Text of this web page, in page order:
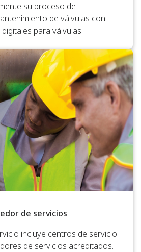
su proceso de
de válvulas con
para válvulas.
de servicios
incluye centros de servicio
de servicios acreditados.